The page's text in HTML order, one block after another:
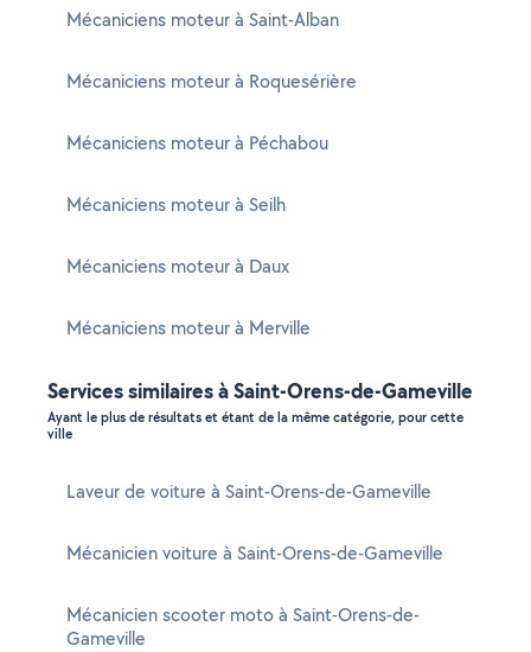
Mécaniciens moteur à Saint-Alban
Mécaniciens moteur à Roquesérière
Mécaniciens moteur à Péchabou
Mécaniciens moteur à Seilh
Mécaniciens moteur à Daux
Mécaniciens moteur à Merville
Services similaires à Saint-Orens-de-Gameville
Ayant le plus de résultats et étant de la même catégorie, pour cette
ville
Laveur de voiture à Saint-Orens-de-Gameville
Mécanicien voiture à Saint-Orens-de-Gameville
Mécanicien scooter moto à Saint-Orens-de-
Gameville